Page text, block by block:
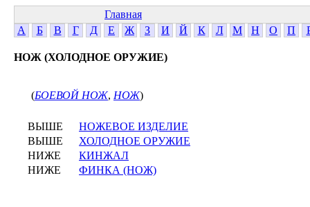
Главная
А
Б В Г Д Е Ж З И Й К Л М Н О П
НОЖ (ХОЛОДНОЕ ОРУЖИЕ)
(БОЕВОЙ НОЖ, НОЖ)
ВЫШЕ
НОЖЕВОЕ ИЗДЕЛИЕ
ВЫШЕ
ХОЛОДНОЕ ОРУЖИЕ
НИЖЕ
КИНЖАЛ
НИЖЕ
ФИНКА (НОЖ)